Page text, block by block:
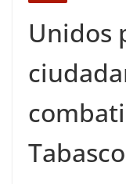
Unidos
Tabasco